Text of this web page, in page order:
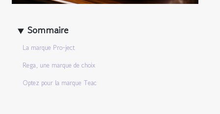
Sommaire
La marque Pro-ject
Rega, une marque de choix
Optez pour la marque Teac